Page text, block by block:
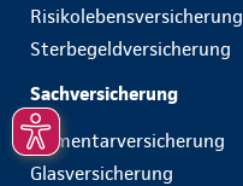
Risikolebensversicherung
Sterbegeldversicherung
Sachversicherung
Elementarversicherung
Glasversicherung